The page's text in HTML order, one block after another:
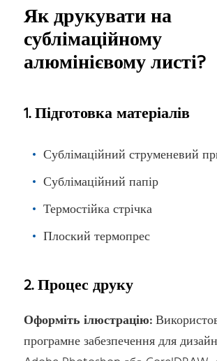
Як друкувати на
сублімаційному
алюмінієвому листі?
1. Підготовка матеріалів
Сублімаційний струменевий
Сублімаційний папір
Термостійка стрічка
Плоский термопрес
2. Процес друку
Оформіть ілюстрацію:
програмне забезпечення для